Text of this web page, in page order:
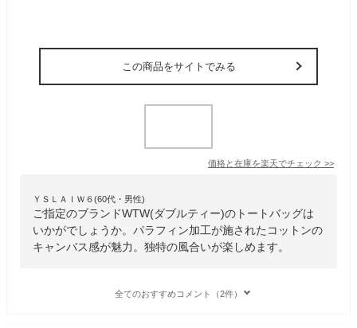
この商品をサイトでみる
価格と在庫を楽天でチェック >>
ＹＳＬＡＩＷ６(60代・男性)
ご指定のブランドWTW(ダブルティー)のトートバッグは
いかがでしょうか。パラフィン加工が施されたコットンの
キャンバス感が魅力。独特の風合いが楽しめます。
全てのおすすめコメント（2件）